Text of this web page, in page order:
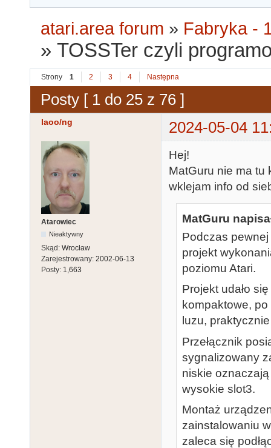
atari.area forum » Fabryka -
»TOSSTer czyli
Strony 1 2 3 4 Następna
Posty [ 1 do 25 z 76 ]
laoo/ng 2024-05-04
Atarowiec
Nieaktywny
Skąd: Wrocław
Zarejestrowany: 2002-06-13
Posty: 1,663
Hej!
MatGuru nie ma tu
wklejam info od
MatGuru
Podczas
projekt
poziomu Atari.
Projekt udało
kompaktowe,
luzu,
Przełącznik
sygnalizowany
niskie
wysokie slot3.
Montaż
zainstalowaniu
zaleca się